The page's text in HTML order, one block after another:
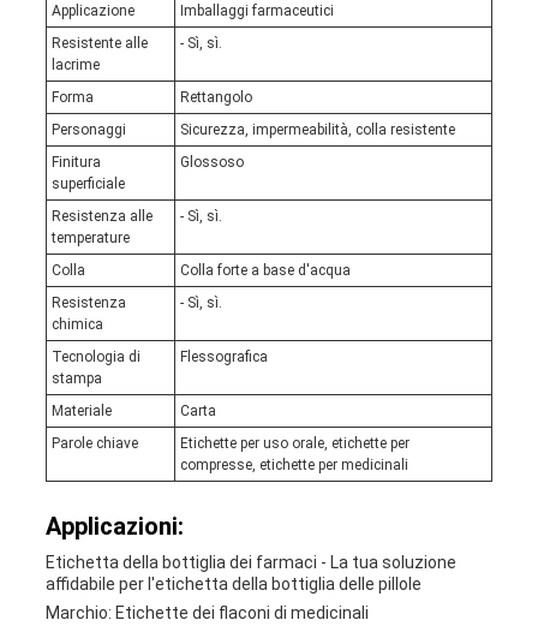
Applicazione
Imballaggi farmaceutici
Resistente alle
lacrime
- Sì, sì.
Forma
Rettangolo
Personaggi
Sicurezza, impermeabilità, colla resistente
Finitura
superficiale
Glossoso
Resistenza alle
temperature
- Sì, sì.
Colla
Colla forte a base d'acqua
Resistenza
chimica
- Sì, sì.
Tecnologia di
stampa
Flessografica
Materiale
Carta
Parole chiave
Etichette per uso orale, etichette per
compresse, etichette per medicinali
Applicazioni:
Etichetta della bottiglia dei farmaci - La tua soluzione
affidabile per l'etichetta della bottiglia delle pillole
Marchio: Etichette dei flaconi di medicinali